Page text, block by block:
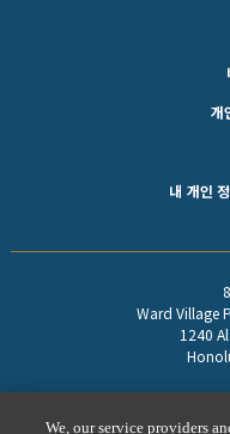
개
내 개인
Ward Village
1240
Equal
We, our service providers